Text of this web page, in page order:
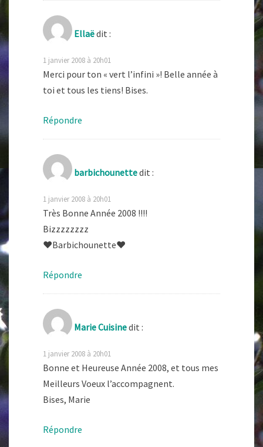
Ellaëdit :
1 janvier 2008 à 20h01
Merci pour ton « vert l’infini »! Belle année à
toi et tous les tiens! Bises.
Répondre
barbichounettedit :
1 janvier 2008 à 20h01
Très Bonne Année 2008 !!!!
Bizzzzzzzz
♥Barbichounette♥
Répondre
Marie Cuisinedit :
1 janvier 2008 à 20h01
Bonne et Heureuse Année 2008, et tous mes
Meilleurs Voeux l’accompagnent.
Bises, Marie
Répondre